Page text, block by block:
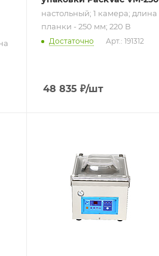
настольный; 1 камера; длина
планки - 250 мм; 220 В
Достаточно Арт.: 191312
48 835 ₽/шт
камера; длина
планки - 300 мм;